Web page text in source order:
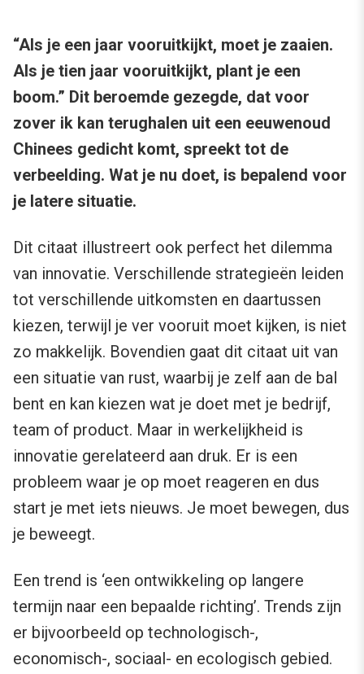
“Als je een jaar vooruitkijkt, moet je zaaien.
Als je tien jaar vooruitkijkt, plant je een
boom.” Dit beroemde gezegde, dat voor
zover ik kan terughalen uit een eeuwenoud
Chinees gedicht komt, spreekt tot de
verbeelding. Wat je nu doet, is bepalend voor
je latere situatie.
Dit citaat illustreert ook perfect het dilemma
van innovatie. Verschillende strategieën leiden
tot verschillende uitkomsten en daartussen
kiezen, terwijl je ver vooruit moet kijken, is niet
zo makkelijk. Bovendien gaat dit citaat uit van
een situatie van rust, waarbij je zelf aan de bal
bent en kan kiezen wat je doet met je bedrijf,
team of product. Maar in werkelijkheid is
innovatie gerelateerd aan druk. Er is een
probleem waar je op moet reageren en dus
start je met iets nieuws. Je moet bewegen, dus
je beweegt.
Een trend is ‘een ontwikkeling op langere
termijn naar een bepaalde richting’. Trends zijn
er bijvoorbeeld op technologisch-,
economisch-, sociaal- en ecologisch gebied.